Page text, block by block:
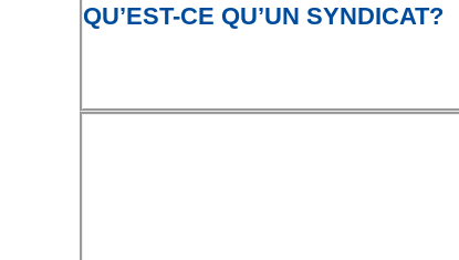
QU’EST-CE QU’UN SYNDICAT?